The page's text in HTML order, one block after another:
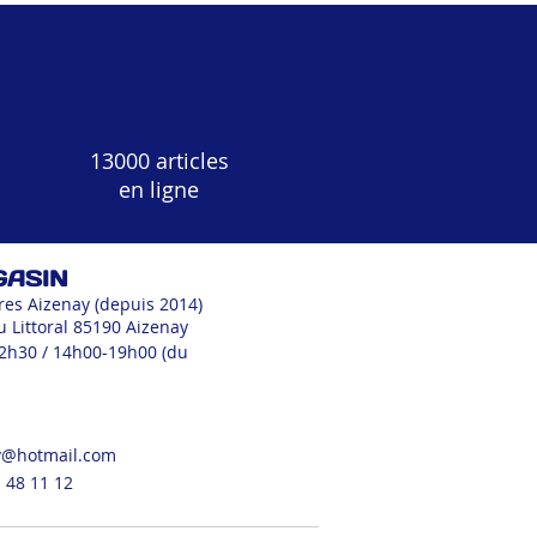
13000 articles
en ligne
Aizenay (depuis 2014)
Littoral 85190 Aizenay
/ 14h00-19h00 (du
48 11 12